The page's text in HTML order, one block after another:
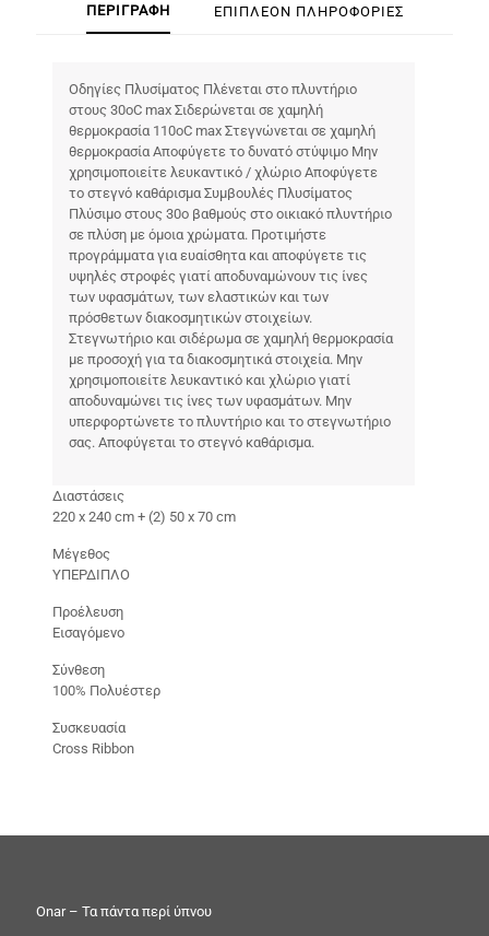
ΠΕΡΙΓΡΑΦΉ ΕΠΙΠΛΈΟΝ ΠΛΗΡΟΦΟΡΊΕΣ
Οδηγίες Πλυσίματος Πλένεται στο πλυντήριο
στους 30oC max Σιδερώνεται σε χαμηλή
θερμοκρασία 110oC max Στεγνώνεται σε χαμηλή
θερμοκρασία Αποφύγετε το δυνατό στύψιμο Μην
χρησιμοποιείτε λευκαντικό / χλώριο Αποφύγετε
το στεγνό καθάρισμα Συμβουλές Πλυσίματος
Πλύσιμο στους 30ο βαθμούς στο οικιακό πλυντήριο
σε πλύση με όμοια χρώματα. Προτιμήστε
προγράμματα για ευαίσθητα και αποφύγετε τις
υψηλές στροφές γιατί αποδυναμώνουν τις ίνες
των υφασμάτων, των ελαστικών και των
πρόσθετων διακοσμητικών στοιχείων.
Στεγνωτήριο και σιδέρωμα σε χαμηλή θερμοκρασία
με προσοχή για τα διακοσμητικά στοιχεία. Μην
χρησιμοποιείτε λευκαντικό και χλώριο γιατί
αποδυναμώνει τις ίνες των υφασμάτων. Μην
υπερφορτώνετε το πλυντήριο και το στεγνωτήριο
σας. Αποφύγεται το στεγνό καθάρισμα.
Διαστάσεις
220 x 240 cm + (2) 50 x 70 cm
Μέγεθος
ΥΠΕΡΔΙΠΛΟ
Προέλευση
Εισαγόμενο
Σύνθεση
100% Πολυέστερ
Συσκευασία
Cross Ribbon
Onar – Τα πάντα περί ύπνου